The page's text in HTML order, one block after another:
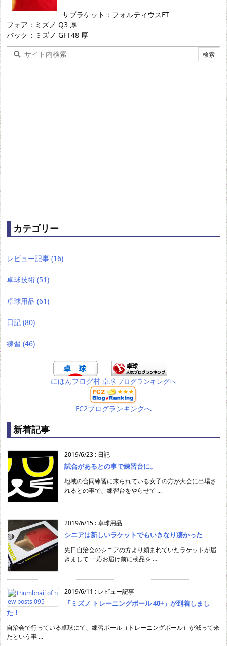
サブラケット：フォルティウスFT
フォア：ミズノ Q3 厚
バック：ミズノ GFT48 厚
カテゴリー
レビュー記事 (16)
卓球技術 (51)
卓球用品 (61)
日記 (80)
練習 (46)
にほんブログ村 卓球 ブログランキングへ
FC2ブログランキングへ
新着記事
2019/6/23 : 日記
試合があるとの事で練習台に。
地域の合同練習に来られている女子の方が大会に出場さ
れるとの事で、練習台をやらせて ...
2019/6/15 :卓球用品
シニアは新しいラケットでもいきなり凄かった
先日自治会のシニアの方より頼まれていたラケットが届
きまして 一応お届け前に検品を ...
2019/6/11 : レビュー記事
「ミズノ トレーニングボール 40+」が到着しまし
た！
自治会で行っている卓球にて、練習ボール（トレーニングボール）が減って来
たという事 ...